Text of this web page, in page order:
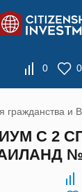
0 0
гражданства и
С 2